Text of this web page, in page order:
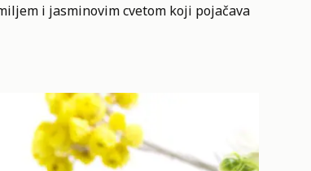
i jasminovim cvetom koji pojačava